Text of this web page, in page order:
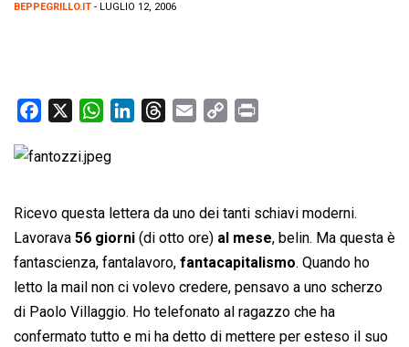
BEPPEGRILLO.IT - LUGLIO 12, 2006
c
W
a
s
A
p
d
I
d
i
Ricevo questa lettera da uno dei tanti schiavi moderni.
Lavorava 56 giorni (di otto ore) al mese, belin. Ma questa è
fantascienza, fantalavoro, fantacapitalismo. Quando ho
letto la mail non ci volevo credere, pensavo a uno scherzo
di Paolo Villaggio. Ho telefonato al ragazzo che ha
confermato tutto e mi ha detto di mettere per esteso il suo